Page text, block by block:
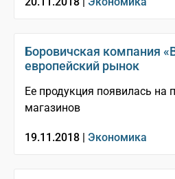
Боровичская компания
европейский рынок
Ее продукция появилась на
магазинов
19.11.2018 | Экономика